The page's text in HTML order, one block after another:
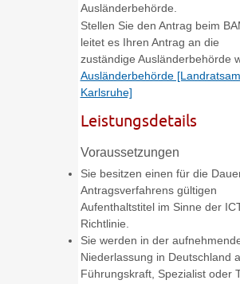
Ausländerbehörde.
Stellen Sie den Antrag beim
leitet es Ihren Antrag an die
zuständige Ausländerbehörde
Ausländerbehörde
Karlsruhe]
Leistungsdetails
Voraussetzungen
Sie besitzen einen für die
Antragsverfahrens gültigen
Aufenthaltstitel im Sinne der
Richtlinie.
Sie werden in der
Niederlassung in Deutschland
Führungskraft, Spezialist oder